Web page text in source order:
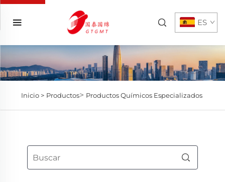
ES
Inicio > Productos> Productos Químicos Especializados